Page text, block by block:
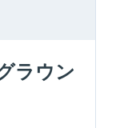
ラウン